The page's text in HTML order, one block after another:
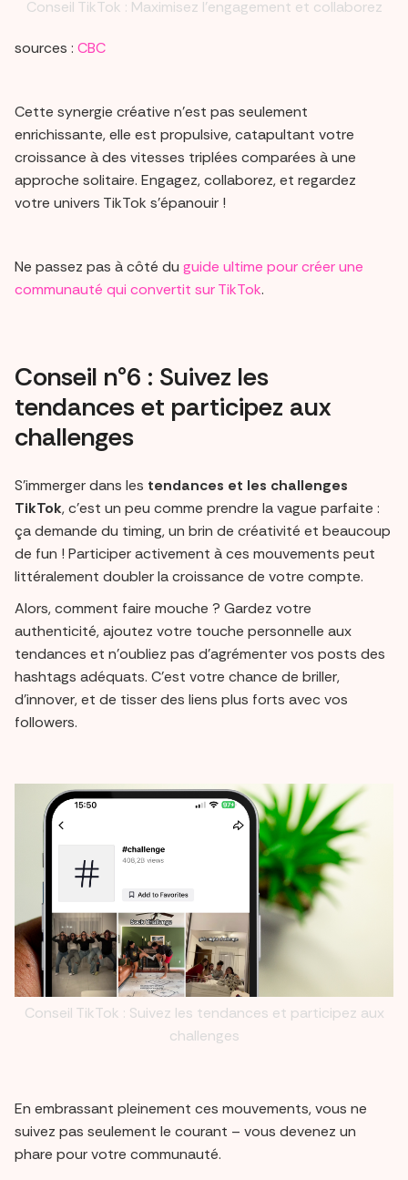
Conseil TikTok : Maximisez l'engagement et collaborez
sources : CBC
Cette synergie créative n'est pas seulement
enrichissante, elle est propulsive, catapultant votre
croissance à des vitesses triplées comparées à une
approche solitaire. Engagez, collaborez, et regardez
votre univers TikTok s'épanouir !
Ne passez pas à côté du guide ultime pour créer une
communauté qui convertit sur TikTok.
Conseil n°6 : Suivez les
tendances et participez aux
challenges
S'immerger dans les tendances et les challenges
TikTok, c'est un peu comme prendre la vague parfaite :
ça demande du timing, un brin de créativité et beaucoup
de fun ! Participer activement à ces mouvements peut
littéralement doubler la croissance de votre compte.
Alors, comment faire mouche ? Gardez votre
authenticité, ajoutez votre touche personnelle aux
tendances et n'oubliez pas d'agrémenter vos posts des
hashtags adéquats. C'est votre chance de briller,
d'innover, et de tisser des liens plus forts avec vos
followers.
Conseil TikTok : Suivez les tendances et participez aux
challenges
En embrassant pleinement ces mouvements, vous ne
suivez pas seulement le courant – vous devenez un
phare pour votre communauté.